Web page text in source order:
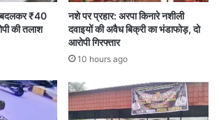
शुरू हुआ राहत अभियान
के गंतव्य तक नहीं पहुंचने पर उसकी
पता चलने के बाद स्थानीय प्रशासन और
बदलकर ₹40
की तलाश
नशे पर प्रहार: अरपा किनारे नशीली
दवाइयों की अवैध बिक्री का भंडाफोड़, दो
आरोपी गिरफ्तार
10 hours ago